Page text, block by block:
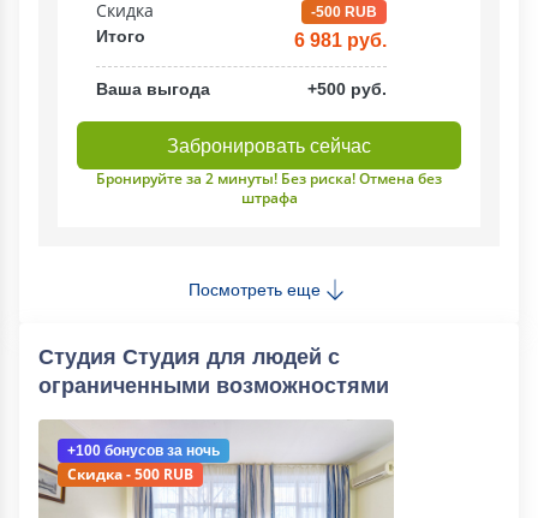
Скидка -500 RUB
Итого 6 981 руб.
Ваша выгода +500 руб.
Забронировать сейчас
Бронируйте за 2 минуты! Без риска! Отмена без
штрафа
Посмотреть еще
Студия Студия для людей с
ограниченными возможностями
+100 бонусов за ночь
Скидка - 500 RUB